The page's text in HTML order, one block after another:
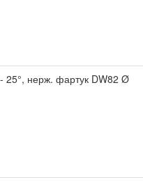
25°, нерж. фартук DW82 Ø